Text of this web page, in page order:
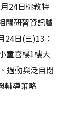
24日桃教特
關研習資訊臚
24日(三)13：
童喜樓1樓大
過動與泛自閉
輔導策略